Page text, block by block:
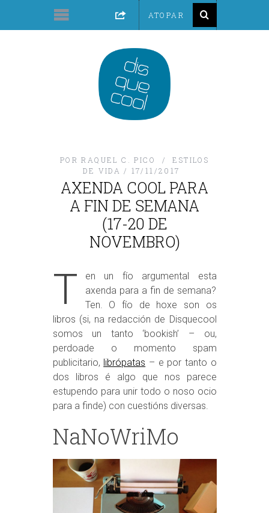
POR RAQUEL C. PICO
ESTILOS
DE VIDA
17/11/2017
AXENDA COOL PARA
A FIN DE SEMANA
(17-20 DE
NOVEMBRO)
T
en un fío argumental esta
axenda para a fin de semana?
Ten. O fío de hoxe son os
libros (si, na redacción de Disquecool
somos un tanto ‘bookish’ – ou,
perdoade o momento spam
publicitario, librópatas – e por tanto o
dos libros é algo que nos parece
estupendo para unir todo o noso ocio
para a finde) con cuestións diversas.
NaNoWriMo